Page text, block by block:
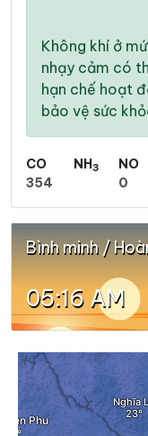
Không khí ở
nhạy cảm có
hạn chế hoạt
bảo vệ sức
CO
354
NH3
NO
0
Bình minh /
05:16 AM